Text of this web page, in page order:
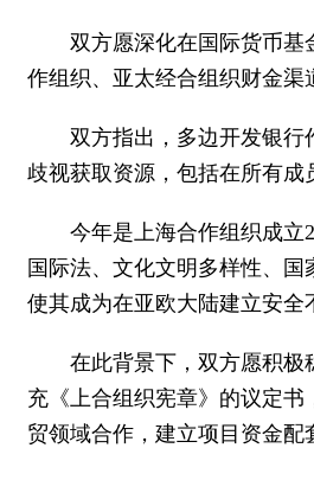
双方愿深化在国际货币
作组织、亚太经合组织财金渠
双方指出，多边开发银
歧视获取资源，包括在所有
今年是上海合作组织成立
国际法、文化文明多样性、
使其成为在亚欧大陆建立安
在此背景下，双方愿积极
充《上合组织宪章》的议定
贸领域合作，建立项目资金